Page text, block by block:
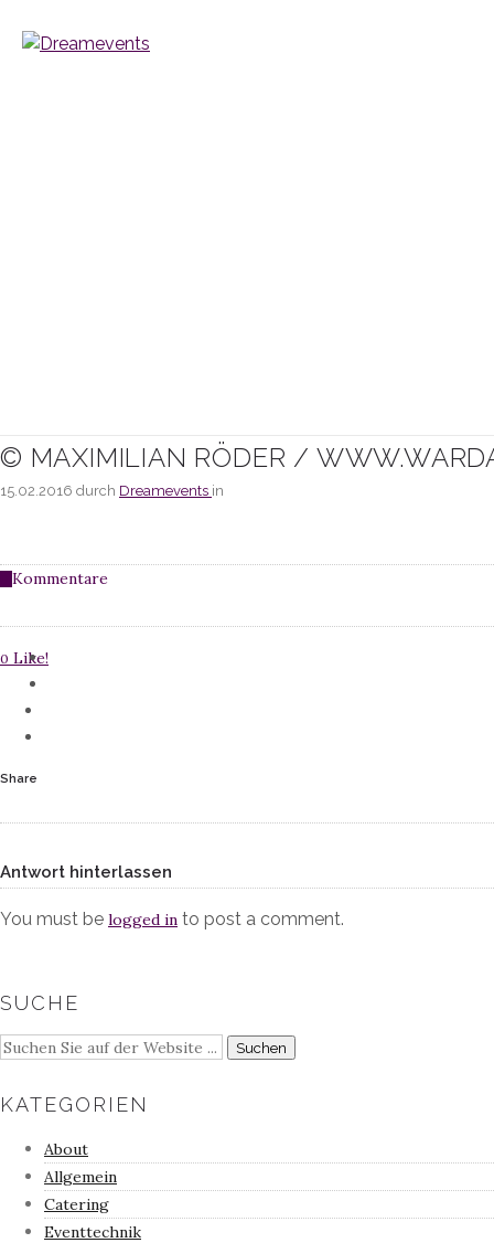
© MAXIMILIAN RÖDER /
15.02.2016 durch Dreamevents in
Kommentare
0 Like!
Share
Antwort hinterlassen
You must be logged in to post a comment.
SUCHE
KATEGORIEN
About
Allgemein
Catering
Eventtechnik